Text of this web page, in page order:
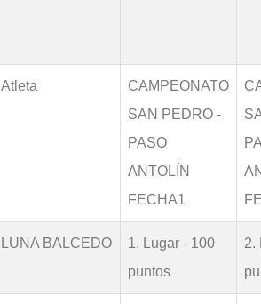
Atleta
CAMPEONATO
SAN PEDRO -
PASO
ANTOLÍN
FECHA1
LUNA BALCEDO
1. Lugar - 100
puntos
2.